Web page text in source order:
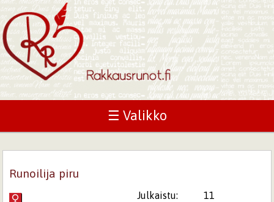
☰ Valikko
Runoilija piru
Julkaistu:
11